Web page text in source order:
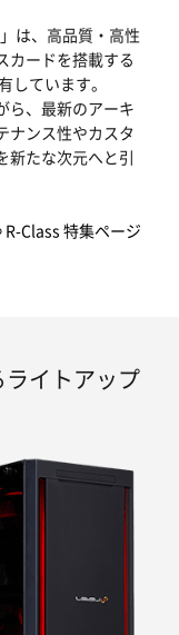
は、高品質・高性
カードを搭載する
しています。
ら、最新のアーキ
ナンス性やカスタ
新たな次元へと引
Class 特集ページ
イトアップ